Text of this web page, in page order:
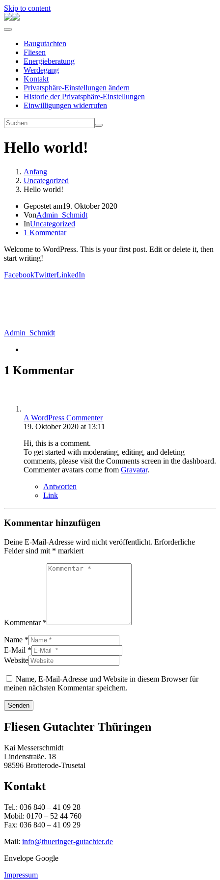
Skip to content
Baugutachten
Fliesen
Energieberatung
Werdegang
Kontakt
Privatsphäre-Einstellungen ändern
Historie der Privatsphäre-Einstellungen
Einwilligungen widerrufen
Hello world!
Anfang
Uncategorized
Hello world!
Gepostet am19. Oktober 2020
VonAdmin_Schmidt
InUncategorized
1 Kommentar
Welcome to WordPress. This is your first post. Edit or delete it, then
start writing!
FacebookTwitterLinkedIn
Admin_Schmidt
1 Kommentar
A WordPress Commenter
19. Oktober 2020 at 13:11
Hi, this is a comment.
To get started with moderating, editing, and deleting
comments, please visit the Comments screen in the dashboard.
Commenter avatars come from Gravatar.
Antworten
Link
Kommentar hinzufügen
Deine E-Mail-Adresse wird nicht veröffentlicht. Erforderliche
Felder sind mit * markiert
Kommentar *
Name *
E-Mail *
Website
Name, E-Mail-Adresse und Website in diesem Browser für
meinen nächsten Kommentar speichern.
Senden
Fliesen Gutachter Thüringen
Kai Messerschmidt
Lindenstraße. 18
98596 Brotterode-Trusetal
Kontakt
Tel.: 036 840 – 41 09 28
Mobil: 0170 – 52 44 760
Fax: 036 840 – 41 09 29
Mail: info@thueringer-gutachter.de
Envelope Google
Impressum